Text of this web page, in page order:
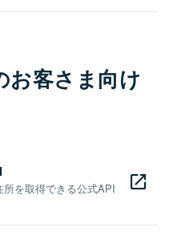
お客さま向け
を取得できる公式API